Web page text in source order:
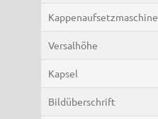
Kappenaufsetzmaschine
Versalhöhe
Kapsel
Bildüberschrift